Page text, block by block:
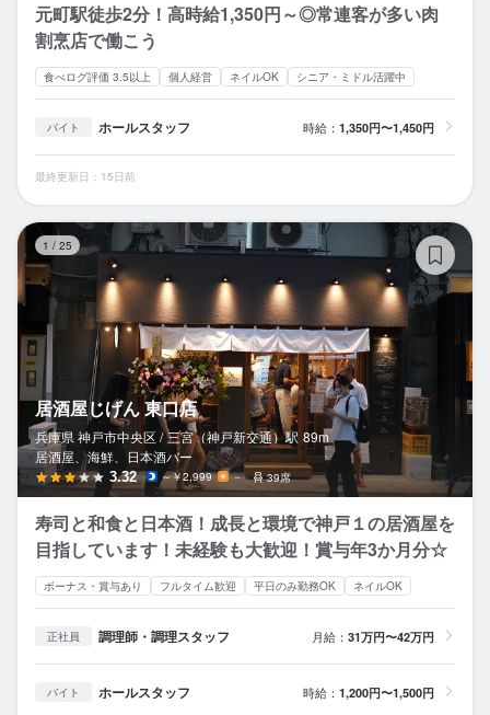
元町駅徒歩2分！高時給1,350円～◎常連客が多い肉
割烹店で働こう
食べログ評価 3.5以上 個人経営 ネイルOK シニア・ミドル活躍中
バイト ホールスタッフ 時給： 1,350円〜1,450円
最終更新日：15日前
1 / 25
居酒屋じげん 東口店
兵庫県 神戸市中央区 / 三宮（神戸新交通）駅 89m
居酒屋、海鮮、日本酒バー
3.32 ～￥2,999 － 39席
寿司と和食と日本酒！成長と環境で神戸１の居酒屋を
目指しています！未経験も大歓迎！賞与年3か月分☆
ボーナス・賞与あり フルタイム歓迎 平日のみ勤務OK ネイルOK
正社員 調理師・調理スタッフ 月給： 31万円〜42万円
バイト ホールスタッフ 時給： 1,200円〜1,500円